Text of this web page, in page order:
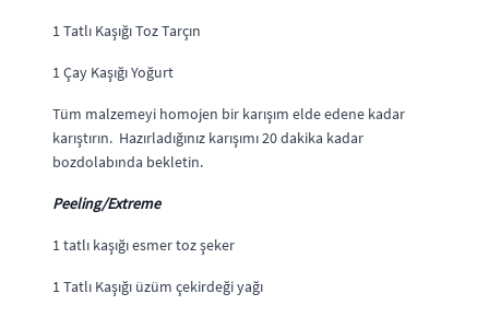
1 Tatlı Kaşığı Toz Tarçın
1 Çay Kaşığı Yoğurt
Tüm malzemeyi homojen bir karışım elde edene kadar
karıştırın. Hazırladığınız karışımı 20 dakika kadar
bozdolabında bekletin.
Peeling/Extreme
1 tatlı kaşığı esmer toz şeker
1 Tatlı Kaşığı üzüm çekirdeği yağı